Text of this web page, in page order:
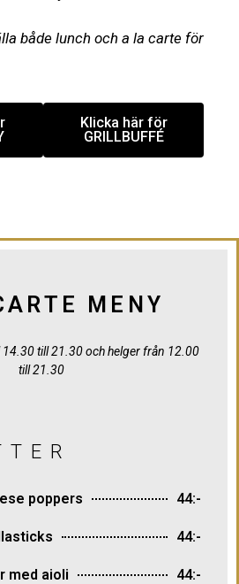
både lunch och a la carte för
Klicka här för
GRILLBUFFÉ
MENY
14.30 till 21.30 och helger från 12.00
till 21.30
poppers 44:-
44:-
med aioli 44:-